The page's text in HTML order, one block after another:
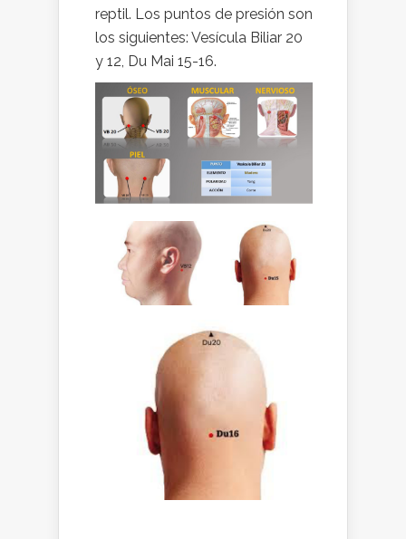
reptil. Los puntos de presión son
los siguientes: Vesícula Biliar 20
y 12, Du Mai 15-16.